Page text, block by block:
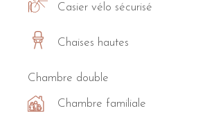
Casier vélo sécurisé
Chaises hautes
Chambre double
Chambre familiale